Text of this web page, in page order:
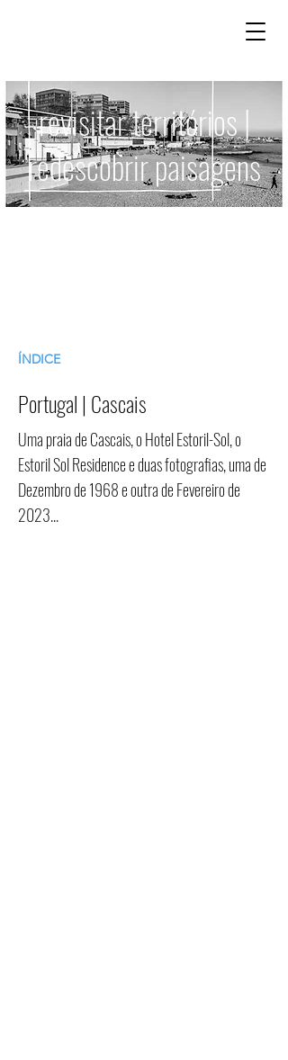
revisitar territórios |
redescobrir paisagens
ÍNDICE
Portugal | Cascais
Uma praia de Cascais, o Hotel Estoril-Sol, o
Estoril Sol Residence e duas fotografias, uma de
Dezembro de 1968 e outra de Fevereiro de
2023...